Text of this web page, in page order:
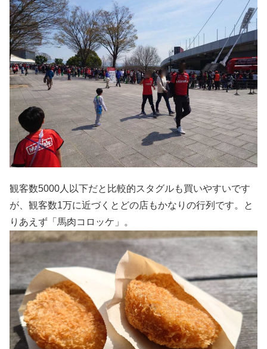
観客数5000人以下だと比較的スタグルも買いやすいです
が、観客数1万に近づくとどの店もかなりの行列です。と
りあえず「馬肉コロッケ」。